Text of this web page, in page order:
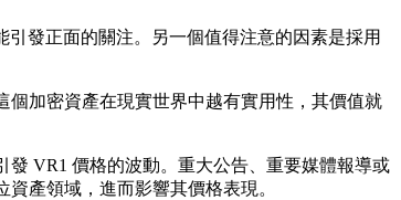
發正面的關注。另一個值得注意的因素是採用
加密資產在現實世界中越有實用性，其價值就
VR1 價格的波動。重大公告、重要媒體報導或
產領域，進而影響其價格表現。